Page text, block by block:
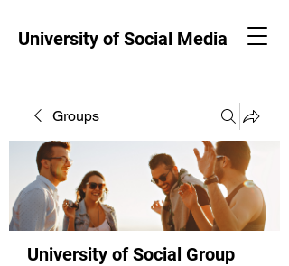
University of Social Media
Groups
University of Social Group